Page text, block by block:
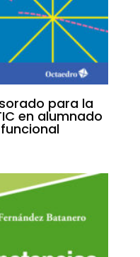
para la
en alumnado